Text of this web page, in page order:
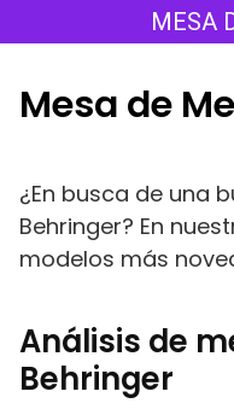
al
MESA
Mesa de
¿En busca de una
Behringer? En
modelos más
Análisis de
Behringer